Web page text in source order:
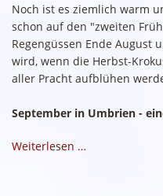
Noch ist es ziemlich warm
schon auf den "zweiten
Regengüssen Ende August
wird, wenn die Herbst-
aller Pracht aufblühen
September in Umbrien -
Weiterlesen …